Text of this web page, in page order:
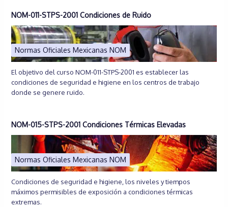
NOM-011-STPS-2001 Condiciones de Ruido
Normas Oficiales Mexicanas NOM
El objetivo del curso NOM-011-STPS-2001 es establecer las
condiciones de seguridad e higiene en los centros de trabajo
donde se genere ruido.
NOM-015-STPS-2001 Condiciones Térmicas Elevadas
Normas Oficiales Mexicanas NOM
Condiciones de seguridad e higiene, los niveles y tiempos
máximos permisibles de exposición a condiciones térmicas
extremas.